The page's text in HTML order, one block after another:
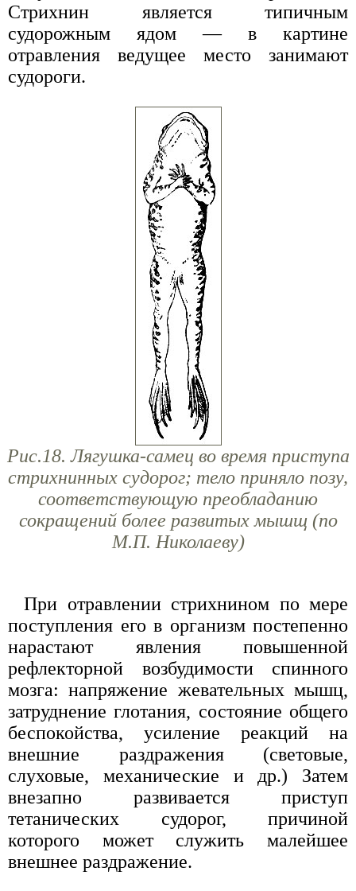
Стрихнин является типичным
судорожным ядом — в картине
отравления ведущее место занимают
судороги.
Рис.18. Лягушка-самец во время приступа
стрихнинных судорог; тело приняло позу,
соответствующую преобладанию
сокращений более развитых мышщ (по
М.П. Николаеву)
При отравлении стрихнином по мере
поступления его в организм постепенно
нарастают явления повышенной
рефлекторной возбудимости спинного
мозга: напряжение жевательных мышц,
затруднение глотания, состояние общего
беспокойства, усиление реакций на
внешние раздражения (световые,
слуховые, механические и др.) Затем
внезапно развивается приступ
тетанических судорог, причиной
которого может служить малейшее
внешнее раздражение.